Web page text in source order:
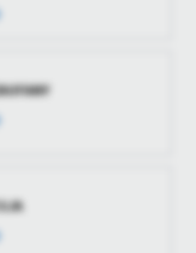
mediów